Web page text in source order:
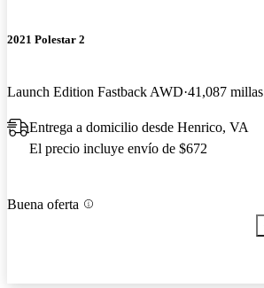
2021 Polestar 2
Launch Edition Fastback AWD 41,087 millas
Entrega a domicilio desde Henrico, VA
El precio incluye envío de $672
Buena oferta